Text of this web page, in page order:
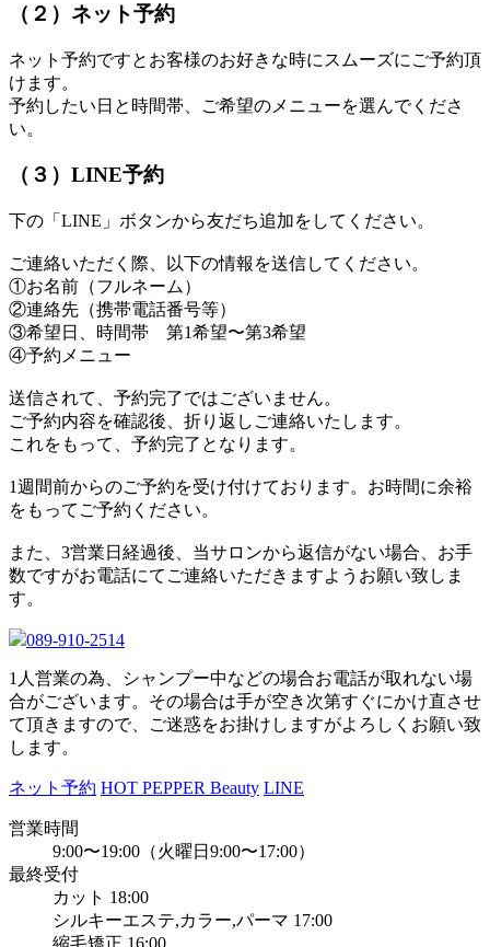
（２）ネット予約
ネット予約ですとお客様のお好きな時にスムーズにご予約頂
けます。
予約したい日と時間帯、ご希望のメニューを選んでくださ
い。
（３）LINE予約
下の「LINE」ボタンから友だち追加をしてください。
ご連絡いただく際、以下の情報を送信してください。
①お名前（フルネーム）
②連絡先（携帯電話番号等）
③希望日、時間帯 第1希望〜第3希望
④予約メニュー
送信されて、予約完了ではございません。
ご予約内容を確認後、折り返しご連絡いたします。
これをもって、予約完了となります。
1週間前からのご予約を受け付けております。お時間に余裕
をもってご予約ください。
また、3営業日経過後、当サロンから返信がない場合、お手
数ですがお電話にてご連絡いただきますようお願い致しま
す。
089-910-2514
1人営業の為、シャンプー中などの場合お電話が取れない場
合がございます。その場合は手が空き次第すぐにかけ直させ
て頂きますので、ご迷惑をお掛けしますがよろしくお願い致
します。
ネット予約 HOT PEPPER Beauty LINE
営業時間
9:00〜19:00（火曜日9:00〜17:00）
最終受付
カット 18:00
シルキーエステ,カラー,パーマ 17:00
縮毛矯正 16:00